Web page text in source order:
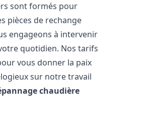
sont formés pour
pièces de rechange
engageons à intervenir
quotidien. Nos tarifs
vous donner la paix
sur notre travail
chaudière